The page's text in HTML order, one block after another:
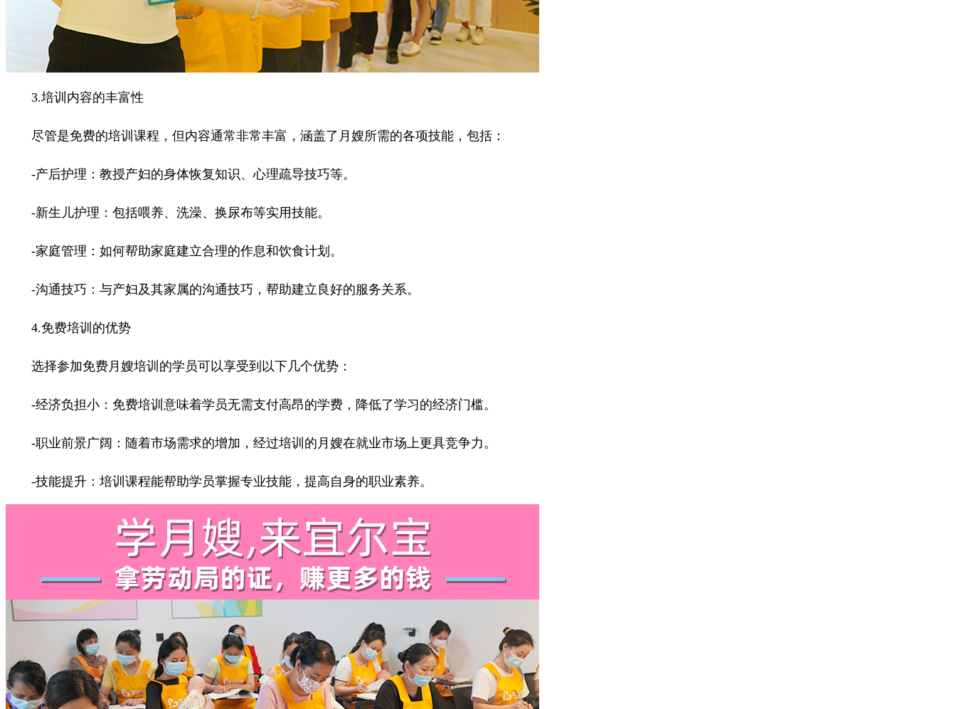
3.培训内容的丰富性
尽管是免费的培训课程，但内容通常非常丰富，涵盖了月嫂所需的各项技能，包括：
-产后护理：教授产妇的身体恢复知识、心理疏导技巧等。
-新生儿护理：包括喂养、洗澡、换尿布等实用技能。
-家庭管理：如何帮助家庭建立合理的作息和饮食计划。
-沟通技巧：与产妇及其家属的沟通技巧，帮助建立良好的服务关系。
4.免费培训的优势
选择参加免费月嫂培训的学员可以享受到以下几个优势：
-经济负担小：免费培训意味着学员无需支付高昂的学费，降低了学习的经济门槛。
-职业前景广阔：随着市场需求的增加，经过培训的月嫂在就业市场上更具竞争力。
-技能提升：培训课程能帮助学员掌握专业技能，提高自身的职业素养。